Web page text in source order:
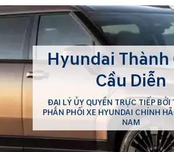
Hyundai Thành
Cầu Diễn
ĐẠI LÝ ỦY QUYỀN TRỰC TIẾP BỞI
PHÂN PHỐI XE HYUNDAI CHÍNH
NAM